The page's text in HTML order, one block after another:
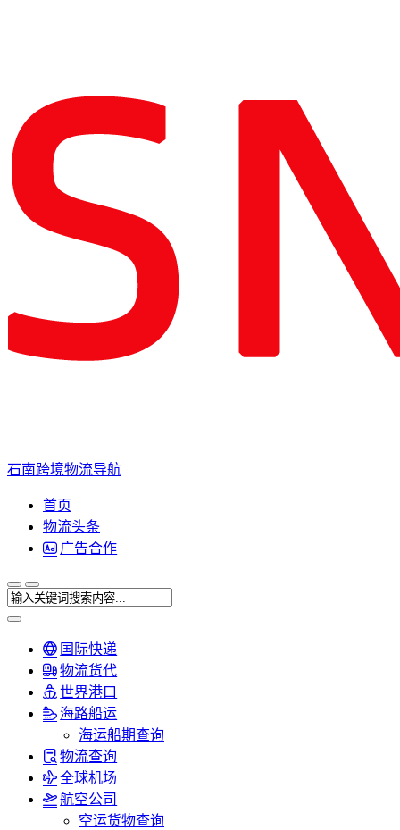
石南跨境物流导航
首页
物流头条
广告合作
国际快递
物流货代
世界港口
海路船运
海运船期查询
物流查询
全球机场
航空公司
空运货物查询